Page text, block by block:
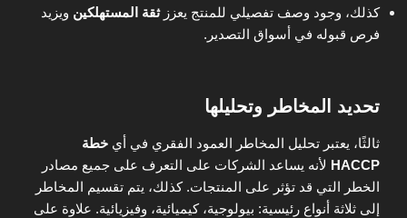
كذلك، وجود وصف تفصيلي للمنتج يعززثقة المستهلكين ويزيد
فرص قبوله في أسواق التصدير.
تحديد المخاطر وتحليلها
ثالثًا، يعتبر تحليل المخاطر العمود الفقري في أي خطة
HACCP لأنه يساعد الشركات على التعرف على جميع مصادر
الخطر التي قد تؤثر على المنتجات. كذلك، يتم تقسيم المخاطر
إلى ثلاثة أنواع رئيسية: بيولوجية، كيميائية، وفيزيائية. علاوة على